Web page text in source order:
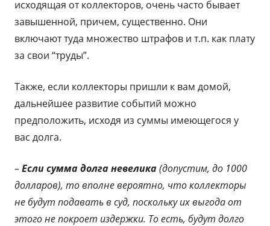
исходящая от коллекторов, очень часто бывает
завышенной, причем, существенно. Они
включают туда множество штрафов и т.п. как плату
за свои “труды”.
Также, если коллекторы пришли к вам домой,
дальнейшее развитие событий можно
предположить, исходя из суммы имеющегося у
вас долга.
– Если сумма долга невелика(допустим, до 1000
долларов), то вполне вероятно, что коллекторы
не будут подавать в суд, поскольку их выгода от
этого не покроет издержки. То есть, будут долго